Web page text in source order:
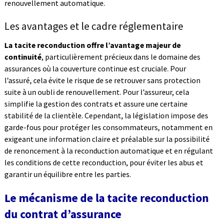
renouvellement automatique.
Les avantages et le cadre réglementaire
La tacite reconduction offre l’avantage majeur de
continuité, particulièrement précieux dans le domaine des
assurances où la couverture continue est cruciale. Pour
l’assuré, cela évite le risque de se retrouver sans protection
suite à un oubli de renouvellement. Pour l’assureur, cela
simplifie la gestion des contrats et assure une certaine
stabilité de la clientèle. Cependant, la législation impose des
garde-fous pour protéger les consommateurs, notamment en
exigeant une information claire et préalable sur la possibilité
de renoncement à la reconduction automatique et en régulant
les conditions de cette reconduction, pour éviter les abus et
garantir un équilibre entre les parties.
Le mécanisme de la tacite reconduction
du contrat d’assurance